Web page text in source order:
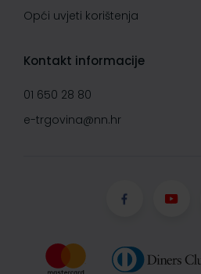
Opći uvjeti korištenja
Kontakt informacije
01 650 28 80
e-trgovina@nn.hr